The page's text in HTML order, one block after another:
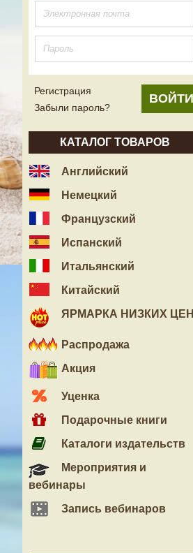
Регистрация
Забыли пароль?
КАТАЛОГ ТОВАРОВ
Английский
Немецкий
Французский
Испанский
Итальянский
Китайский
ЯРМАРКА НИЗКИХ ЦЕН
Распродажа
Акция
Уценка
Подарочные книги
Каталоги издательств
Мероприятия и
вебинары
Запись вебинаров